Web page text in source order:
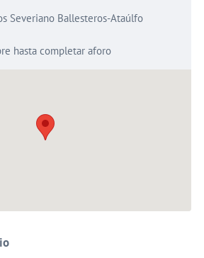
Severiano Ballesteros-Ataúlfo
hasta completar aforo